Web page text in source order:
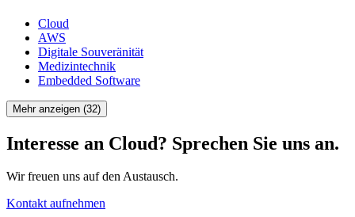
Cloud
AWS
Digitale Souveränität
Medizintechnik
Embedded Software
Mehr anzeigen (32)
Interesse an Cloud? Sprechen Sie uns an.
Wir freuen uns auf den Austausch.
Kontakt aufnehmen